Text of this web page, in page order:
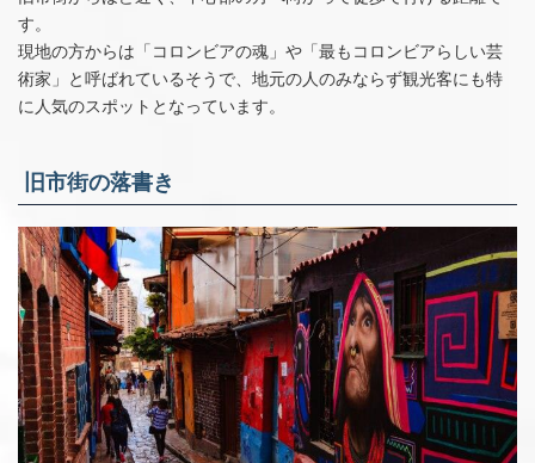
す。
現地の方からは「コロンビアの魂」や「最もコロンビアらしい芸
術家」と呼ばれているそうで、地元の人のみならず観光客にも特
に人気のスポットとなっています。
旧市街の落書き